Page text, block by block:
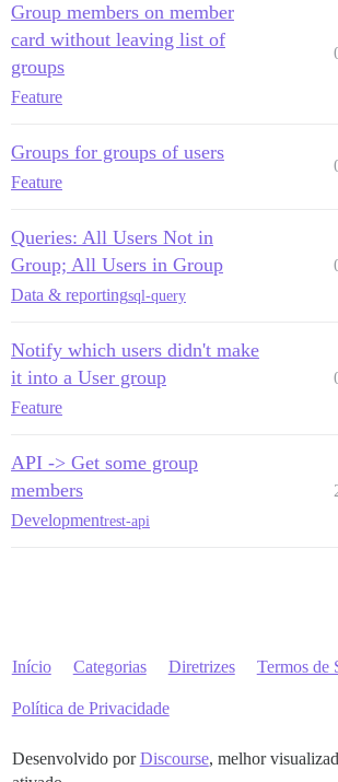
Group members on member
card without leaving list of
groups
Feature
Groups for groups of users
Feature
Queries: All Users Not in
Group; All Users in Group
Data & reportingsql-query
Notify which users didn't make
it into a User group
Feature
API -> Get some group
members
Developmentrest-api
Início Categorias Diretrizes Termos de
Política de Privacidade
Desenvolvido porDiscourse, melhor